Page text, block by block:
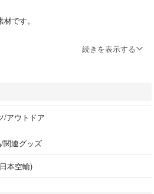
です。
続きを表示する
/アウトドア
関連グッズ
本空輸)